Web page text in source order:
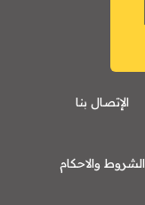
الإتصال بنا
الشروط والاحكام